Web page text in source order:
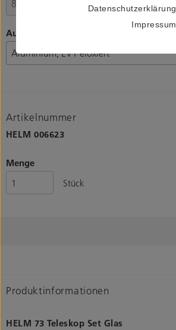
Datenschutzerklärung
Impressum
Ausführung untere Führungen
Artikelnummer
HELM006623
Menge
Stück
Produktinformationen
HELM 73 Teleskop Set Glas